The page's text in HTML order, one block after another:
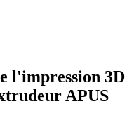
l'impression 3D
APUS